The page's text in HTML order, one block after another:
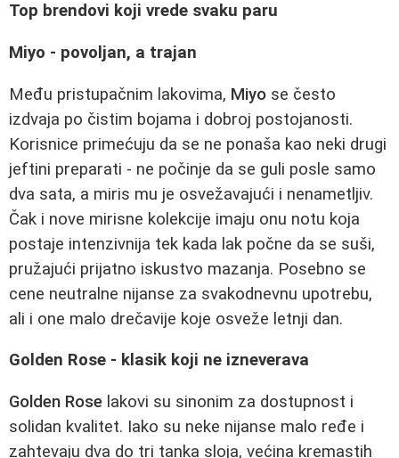
Top brendovi koji vrede svaku paru
Miyo - povoljan, a trajan
Među pristupačnim lakovima, Miyo se često
izdvaja po čistim bojama i dobroj postojanosti.
Korisnice primećuju da se ne ponaša kao neki drugi
jeftini preparati - ne počinje da se guli posle samo
dva sata, a miris mu je osvežavajući i nenametljiv.
Čak i nove mirisne kolekcije imaju onu notu koja
postaje intenzivnija tek kada lak počne da se suši,
pružajući prijatno iskustvo mazanja. Posebno se
cene neutralne nijanse za svakodnevnu upotrebu,
ali i one malo drečavije koje osveže letnji dan.
Golden Rose - klasik koji ne izneverava
Golden Rose lakovi su sinonim za dostupnost i
solidan kvalitet. Iako su neke nijanse malo ređe i
zahtevaju dva do tri tanka sloja, većina kremastih